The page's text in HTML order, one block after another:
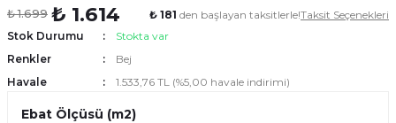
₺ 1.699 ₺ 1.614 ₺ 181 den başlayan taksitlerle!Taksit Seçenekleri
Stok Durumu
Stokta var
Renkler
Bej
Havale
1.533,76 TL (%5,00 havale indirimi)
Ebat Ölçüsü (m2)